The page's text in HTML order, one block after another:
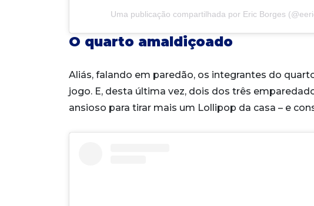
Uma publicação compartilhada por Eric Borges
O quarto amaldiçoado
Aliás, falando em paredão, os integrantes do
jogo. E, desta última vez, dois dos três
ansioso para tirar mais um Lollipop da casa – e